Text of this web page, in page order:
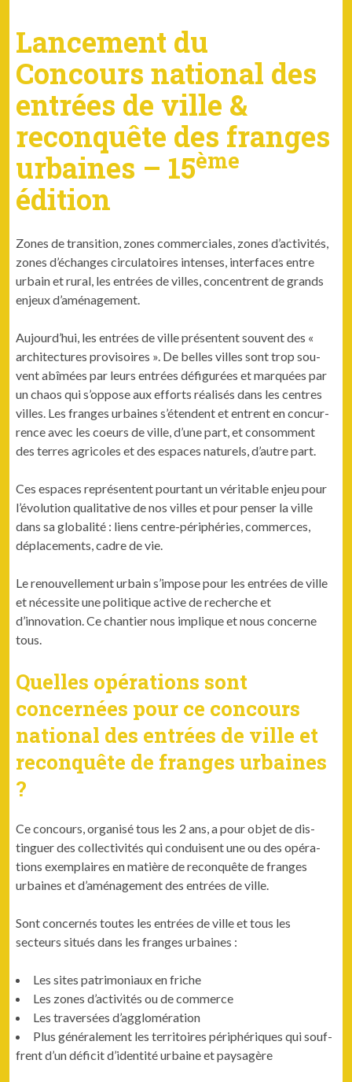
Lancement du
Concours national des
entrées de ville &
reconquête des franges
urbaines – 15ème
édition
Zones de tran­si­tion, zones com­mer­ciales, zones d’activités,
zones d’échanges cir­cu­la­toires intens­es, inter­faces entre
urbain et rur­al, les entrées de villes, con­cen­trent de grands
enjeux d’aménagement.
Aujourd’hui, les entrées de ville présen­tent sou­vent des «
archi­tec­tures pro­vi­soires ». De belles villes sont trop sou­
vent abîmées par leurs entrées défig­urées et mar­quées par
un chaos qui s’oppose aux efforts réal­isés dans les cen­tres
villes. Les franges urbaines s’étendent et entrent en con­cur­
rence avec les coeurs de ville, d’une part, et con­som­ment
des ter­res agri­coles et des espaces naturels, d’autre part.
Ces espaces représen­tent pour­tant un véri­ta­ble enjeu pour
l’évolution qual­i­ta­tive de nos villes et pour penser la ville
dans sa glob­al­ité : liens cen­tre-périphéries, com­merces,
déplace­ments, cadre de vie.
Le renou­velle­ment urbain s’impose pour les entrées de ville
et néces­site une poli­tique active de recherche et
d’innovation. Ce chantier nous implique et nous con­cerne
tous.
Quelles opérations sont
concernées pour ce concours
national des entrées de ville et
reconquête de franges urbaines
?
Ce con­cours, organ­isé tous les 2 ans, a pour objet de dis­
tinguer des col­lec­tiv­ités qui con­duisent une ou des opéra­
tions exem­plaires en matière de recon­quête de franges
urbaines et d’aménagement des entrées de ville.
Sont con­cernés toutes les entrées de ville et tous les
secteurs situés dans les franges urbaines :
Les sites pat­ri­mo­ni­aux en friche
Les zones d’activités ou de commerce
Les tra­ver­sées d’agglomération
Plus générale­ment les ter­ri­toires périphériques qui souf­
frent d’un déficit d’identité urbaine et paysagère